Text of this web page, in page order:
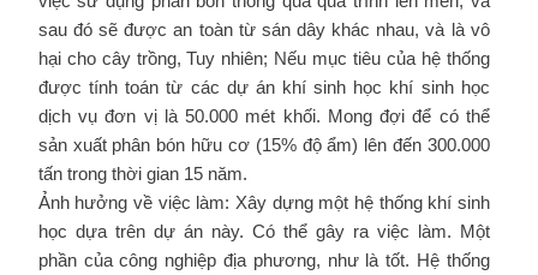
sau đó sẽ được an toàn từ sán dây khác nhau, và là vô
hại cho cây trồng, Tuy nhiên; Nếu mục tiêu của hệ thống
được tính toán từ các dự án khí sinh học khí sinh học
dịch vụ đơn vị là 50.000 mét khối. Mong đợi để có thể
sản xuất phân bón hữu cơ (15% độ ẩm) lên đến 300.000
tấn trong thời gian 15 năm.
Ảnh hưởng về việc làm: Xây dựng một hệ thống khí sinh
học dựa trên dự án này. Có thể gây ra việc làm. Một
phần của công nghiệp địa phương, như là tốt. Hệ thống